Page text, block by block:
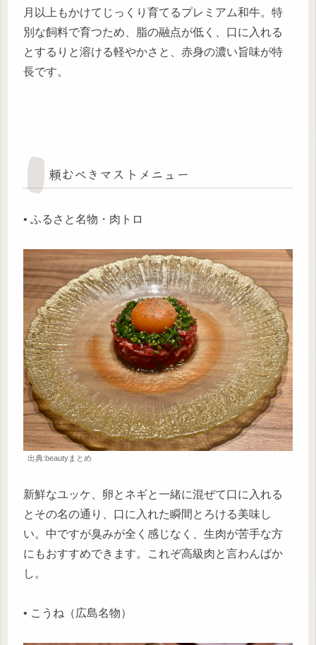
月以上もかけてじっくり育てるプレミアム和牛。特
別な飼料で育つため、脂の融点が低く、口に入れる
とするりと溶ける軽やかさと、赤身の濃い旨味が特
長です。
頼むべきマストメニュー
• ふるさと名物・肉トロ
出典:beautyまとめ
新鮮なユッケ、卵とネギと一緒に混ぜて口に入れる
とその名の通り、口に入れた瞬間とろける美味し
い。中ですが臭みが全く感じなく、生肉が苦手な方
にもおすすめできます。これぞ高級肉と言わんばか
し。
• こうね（広島名物）